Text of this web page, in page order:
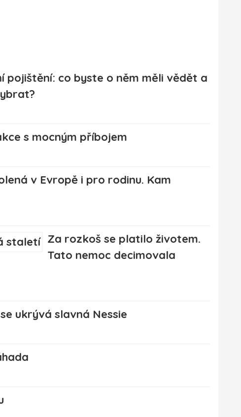
pojištění: co byste o něm měli vědět a
s mocným příbojem
v Evropě i pro rodinu. Kam
Za rozkoš se platilo životem.
Tato nemoc decimovala
ukrývá slavná Nessie